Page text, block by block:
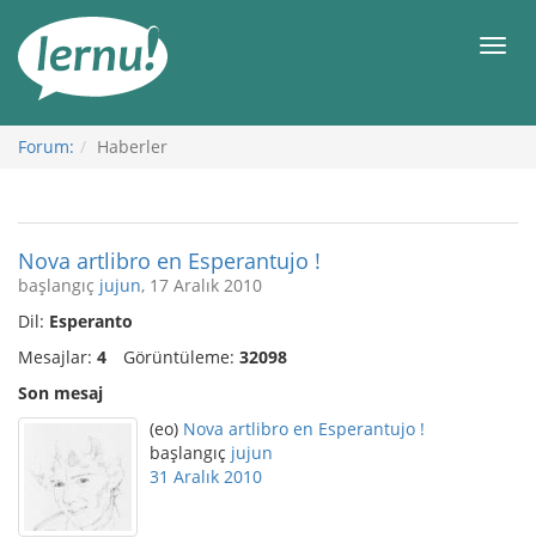
Görüntüleme
Forum: Haberler
Nova artlibro en Esperantujo !
başlangıç jujun, 17 Aralık 2010
Dil: Esperanto
Mesajlar: 4 Görüntüleme: 32098
Son mesaj
(eo) Nova artlibro en Esperantujo !
başlangıç jujun
31 Aralık 2010